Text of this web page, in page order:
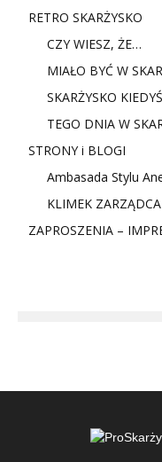
RETRO SKARŻYSKO
CZY WIESZ, ŻE…
MIAŁO BYĆ W
SKARŻYSKO
TEGO DNIA W
STRONY i BLOGI
Ambasada Stylu
KLIMEK
ZAPROSZENIA –